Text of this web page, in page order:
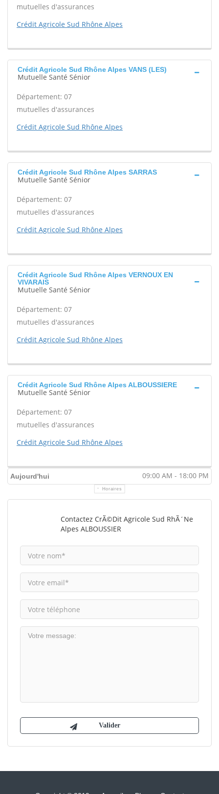
mutuelles d'assurances
Crédit Agricole Sud Rhône Alpes
Crédit Agricole Sud Rhône Alpes VANS (LES)
Mutuelle Santé Sénior
Département: 07
mutuelles d'assurances
Crédit Agricole Sud Rhône Alpes
Crédit Agricole Sud Rhône Alpes SARRAS
Mutuelle Santé Sénior
Département: 07
mutuelles d'assurances
Crédit Agricole Sud Rhône Alpes
Crédit Agricole Sud Rhône Alpes VERNOUX EN
VIVARAIS
Mutuelle Santé Sénior
Département: 07
mutuelles d'assurances
Crédit Agricole Sud Rhône Alpes
Crédit Agricole Sud Rhône Alpes ALBOUSSIERE
Mutuelle Santé Sénior
Département: 07
mutuelles d'assurances
Crédit Agricole Sud Rhône Alpes
Aujourd'hui 09:00 AM - 18:00 PM
Horaires
Contactez CrÃ©dit Agricole Sud RhÃ´ne
Alpes ALBOUSSIER